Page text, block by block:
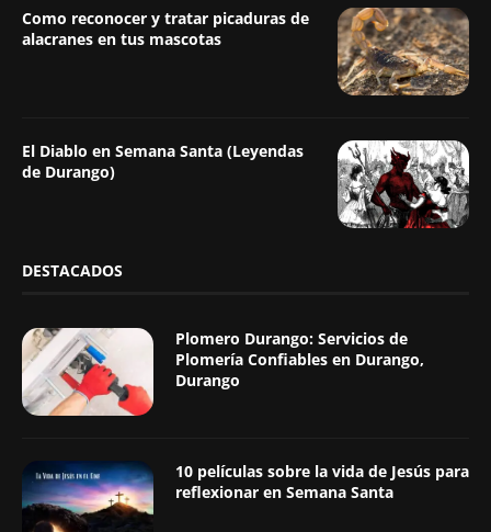
Como reconocer y tratar picaduras de
alacranes en tus mascotas
El Diablo en Semana Santa (Leyendas
de Durango)
DESTACADOS
Plomero Durango: Servicios de
Plomería Confiables en Durango,
Durango
10 películas sobre la vida de Jesús para
reflexionar en Semana Santa